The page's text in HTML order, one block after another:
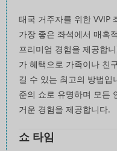
태국 거주자를 위한 VVIP
가장 좋은 좌석에서 매혹
프리미엄 경험을 제공합
가 혜택으로 가족이나 친
길 수 있는 최고의 방법입
준의 쇼로 유명하며 모든
거운 경험을 제공합니다.
쇼 타임